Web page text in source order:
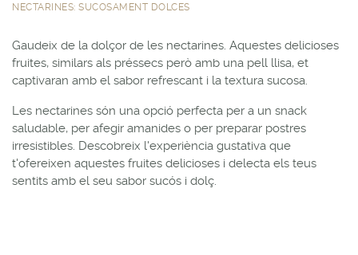
NECTARINES: SUCOSAMENT DOLCES
Gaudeix de la dolçor de les nectarines. Aquestes delicioses
fruites, similars als préssecs però amb una pell llisa, et
captivaran amb el sabor refrescant i la textura sucosa.
Les nectarines són una opció perfecta per a un snack
saludable, per afegir amanides o per preparar postres
irresistibles. Descobreix l'experiència gustativa que
t'ofereixen aquestes fruites delicioses i delecta els teus
sentits amb el seu sabor sucós i dolç.